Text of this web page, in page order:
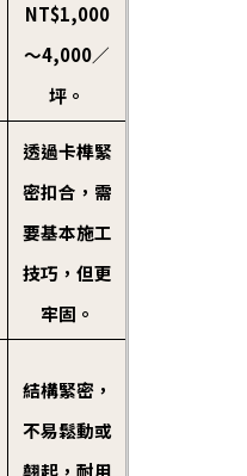
NT$1,000
～4,000／
坪。
透過卡榫緊
密扣合，需
要基本施工
技巧，但更
牢固。
結構緊密，
不易鬆動或